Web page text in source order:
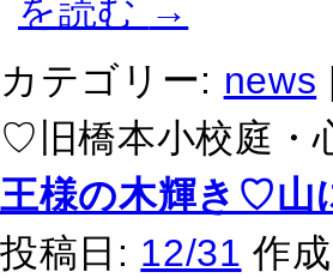
を読む →
カテゴリー: news
♡旧橋本小校庭・
王様の木輝き♡山
投稿日: 12/31 作